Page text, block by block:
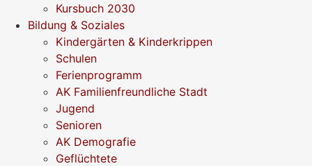
Kursbuch 2030
Bildung & Soziales
Kindergärten & Kinderkrippen
Schulen
Ferienprogramm
AK Familienfreundliche Stadt
Jugend
Senioren
AK Demografie
Geflüchtete